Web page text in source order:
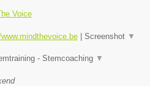
Voice
| Screenshot ▼
- Stemcoaching ▼